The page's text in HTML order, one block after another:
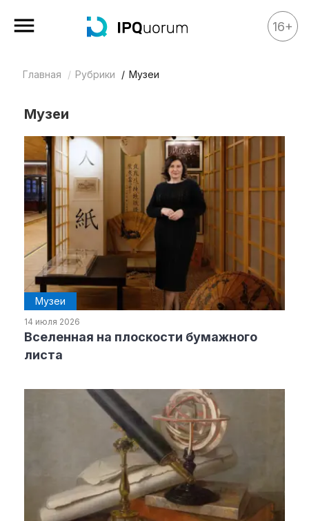
Все материалы
Legal review
События
IPQ.365
IP Stories
Квиз
О нас
Календарь
Рубрики
и креативные индустрии
Реклама и маркетинг
Архитектура и урбанистика
Наука и технологии
16+
Главная Рубрики Музеи
Музеи
Музеи
14 июля 2026
Вселенная на плоскости бумажного
листа